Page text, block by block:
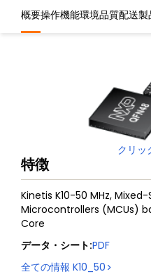
概要操作機能環境品質配送製
クリッ
特徴
Kinetis K10-50 MHz,
Microcontrollers (MCUs)
Core
データ・シート:PDF
全ての情報 K10_50